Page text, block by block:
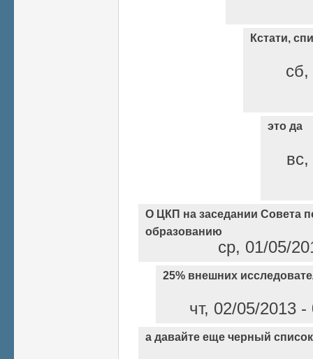
Кстати,
это да
О ЦКП на заседании Совета
образованию
ср, 01/05/
25% внешних
чт, 02/05/2013
а давайте еще черный